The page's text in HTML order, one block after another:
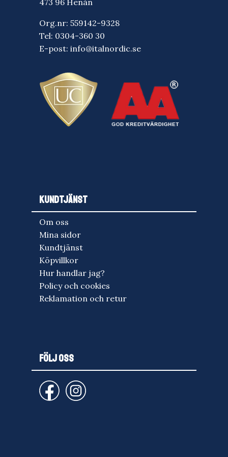
Org.nr: 559142-9328
Tel: 0304-360 30
E-post: info@italnordic.se
KUNDTJÄNST
Om oss
Mina sidor
Kundtjänst
Köpvillkor
Hur handlar jag?
Policy och cookies
Reklamation och retur
FÖLJ OSS